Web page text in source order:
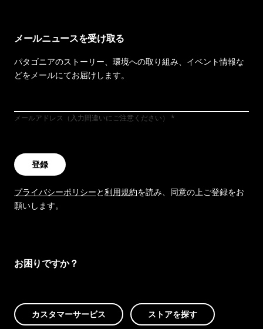
メールニュースを受け取る
パタゴニアのストーリー、環境への取り組み、イベント情報な
どをメールにてお届けします。
メールアドレス（入力間違いにご注意ください）
登録
プライバシーポリシーと利用規約を読み、同意の上ご登録をお
願いします。
お困りですか？
カスタマーサービス ストアを探す